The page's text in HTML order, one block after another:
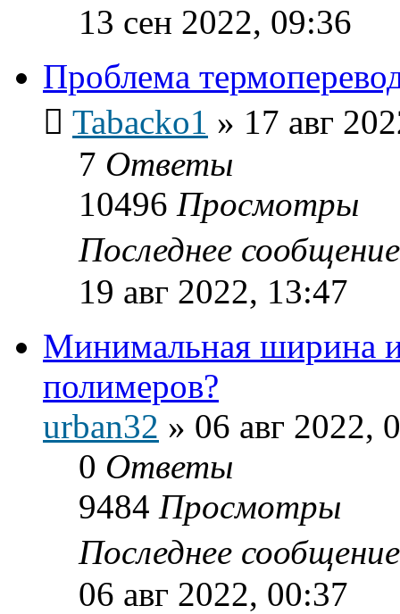
13 сен 2022, 09:36
Проблема
Tabacko1 » 17 авг
7 Ответы
10496 Просмотры
Последнее
19 авг 2022, 13:47
Минимальная ширина
полимеров?
urban32 » 06 авг 2022,
0 Ответы
9484 Просмотры
Последнее
06 авг 2022, 00:37